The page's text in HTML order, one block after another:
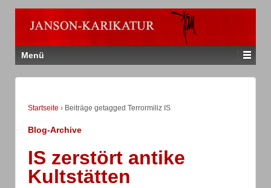
Menü
Startseite › Beiträge getagged Terrormiliz IS
Blog-Archive
IS zerstört antike
Kultstätten